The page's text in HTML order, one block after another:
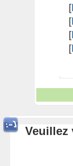
[
[
[
[
Veuillez